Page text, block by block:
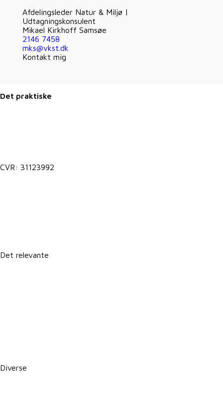
Afdelingsleder Natur & Miljø |
Udtagningskonsulent
Mikael Kirkhoff Samsøe
2146 7458
mks@vkst.dk
Kontakt mig
Det praktiske
CVR: 31123992
Det relevante
Diverse